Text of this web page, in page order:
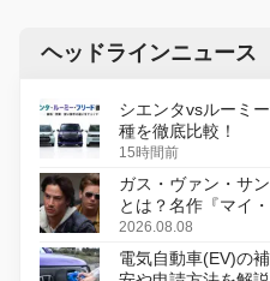
ヘッドラインニュース
シエンタvsルーミ
種を徹底比較！
15時間前
ガス・ヴァン・サ
とは？名作『マイ
初のデジタルリマス
2026.08.08
電気自動車(EV)の